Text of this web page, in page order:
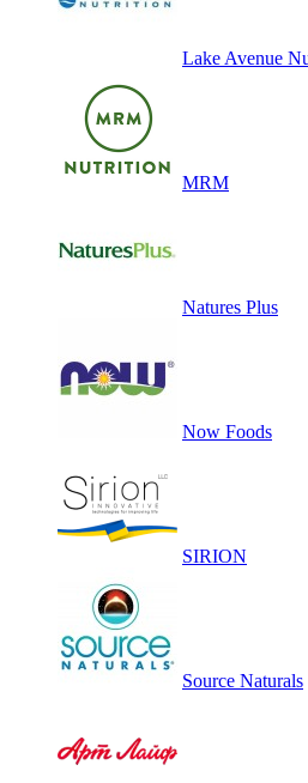
Lake Avenue
MRM
Natures Plus
Now Foods
SIRION
Source Naturals